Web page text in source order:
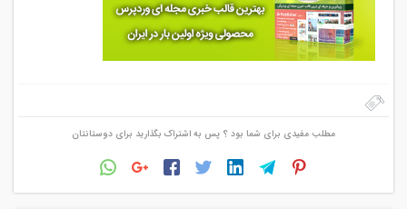
مطلب مفیدی برای شما بود ؟ پس به اشتراک بگذارید برای دوستانتان